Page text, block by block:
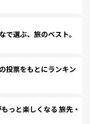
選ぶ、旅のベスト。
投票をもとにランキン
っと楽しくなる 旅先・